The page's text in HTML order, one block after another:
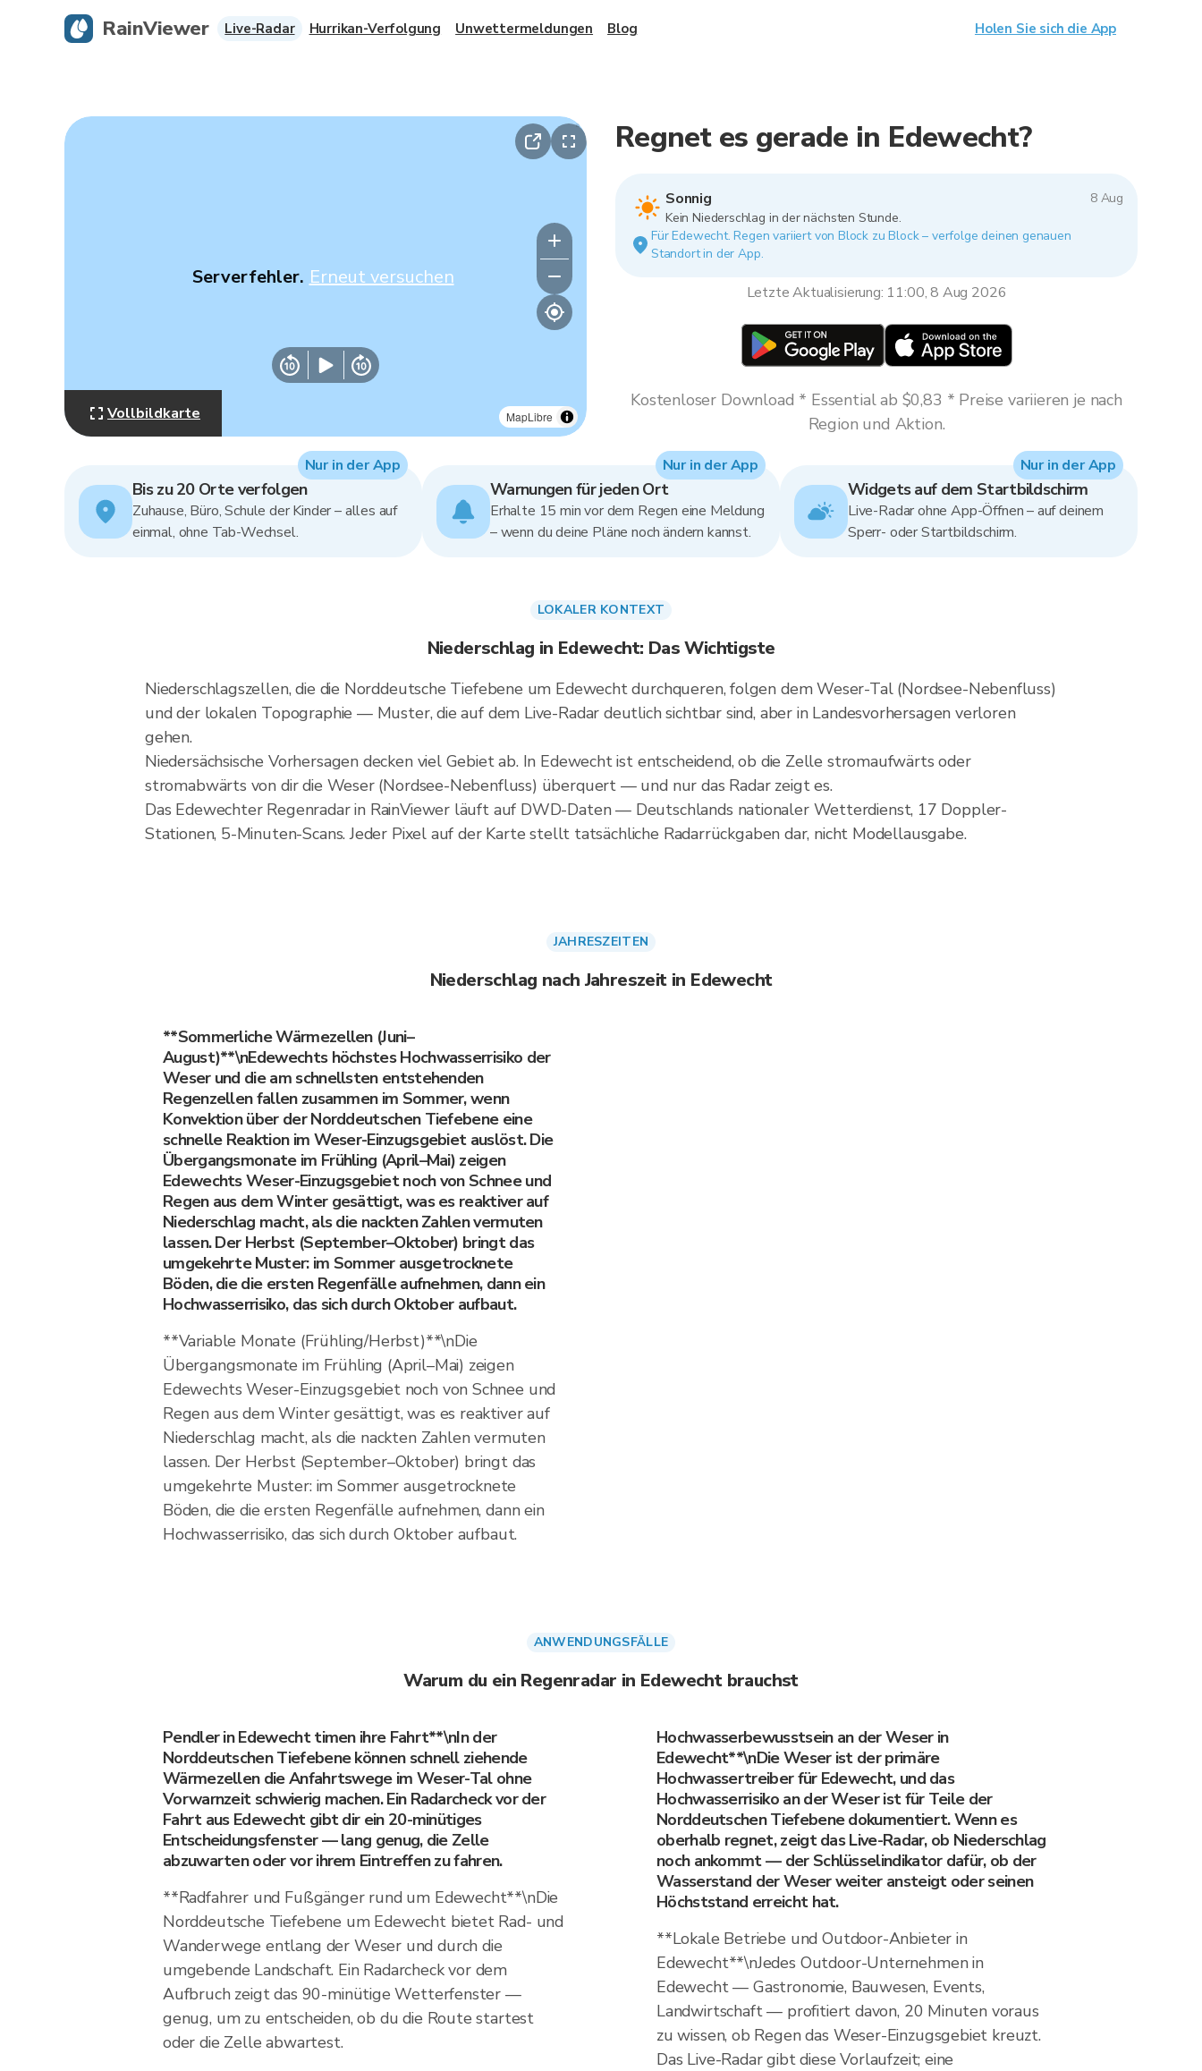
MapLibre
Serverfehler. Erneut versuchen
Vollbildkarte
Regnet es gerade in Edewecht?
Sonnig
8 Aug
Kein Niederschlag in der nächsten Stunde.
Für Edewecht. Regen variiert von Block zu Block – verfolge deinen genauen
Standort in der App.
Letzte Aktualisierung: 11:00, 8 Aug 2026
Kostenloser Download * Essential ab $0,83 * Preise variieren je nach
Region und Aktion.
Bis zu 20 Orte verfolgen
Zuhause, Büro, Schule der Kinder – alles auf
einmal, ohne Tab-Wechsel.
Nur in der App
Warnungen für jeden Ort
Erhalte 15 min vor dem Regen eine Meldung
– wenn du deine Pläne noch ändern kannst.
Nur in der App
Widgets auf dem Startbildschirm
Live-Radar ohne App-Öffnen – auf deinem
Sperr- oder Startbildschirm.
Nur in der App
LOKALER KONTEXT
Niederschlag in Edewecht: Das Wichtigste
Niederschlagszellen, die die Norddeutsche Tiefebene um Edewecht durchqueren, folgen dem Weser-Tal (Nordsee-Nebenfluss)
und der lokalen Topographie — Muster, die auf dem Live-Radar deutlich sichtbar sind, aber in Landesvorhersagen verloren
gehen.
Niedersächsische Vorhersagen decken viel Gebiet ab. In Edewecht ist entscheidend, ob die Zelle stromaufwärts oder
stromabwärts von dir die Weser (Nordsee-Nebenfluss) überquert — und nur das Radar zeigt es.
Das Edewechter Regenradar in RainViewer läuft auf DWD-Daten — Deutschlands nationaler Wetterdienst, 17 Doppler-
Stationen, 5-Minuten-Scans. Jeder Pixel auf der Karte stellt tatsächliche Radarrückgaben dar, nicht Modellausgabe.
JAHRESZEITEN
Niederschlag nach Jahreszeit in Edewecht
**Sommerliche Wärmezellen (Juni–
August)**\nEdewechts höchstes Hochwasserrisiko der
Weser und die am schnellsten entstehenden
Regenzellen fallen zusammen im Sommer, wenn
Konvektion über der Norddeutschen Tiefebene eine
schnelle Reaktion im Weser-Einzugsgebiet auslöst. Die
Übergangsmonate im Frühling (April–Mai) zeigen
Edewechts Weser-Einzugsgebiet noch von Schnee und
Regen aus dem Winter gesättigt, was es reaktiver auf
Niederschlag macht, als die nackten Zahlen vermuten
lassen. Der Herbst (September–Oktober) bringt das
umgekehrte Muster: im Sommer ausgetrocknete
Böden, die die ersten Regenfälle aufnehmen, dann ein
Hochwasserrisiko, das sich durch Oktober aufbaut.
**Variable Monate (Frühling/Herbst)**\nDie
Übergangsmonate im Frühling (April–Mai) zeigen
Edewechts Weser-Einzugsgebiet noch von Schnee und
Regen aus dem Winter gesättigt, was es reaktiver auf
Niederschlag macht, als die nackten Zahlen vermuten
lassen. Der Herbst (September–Oktober) bringt das
umgekehrte Muster: im Sommer ausgetrocknete
Böden, die die ersten Regenfälle aufnehmen, dann ein
Hochwasserrisiko, das sich durch Oktober aufbaut.
ANWENDUNGSFÄLLE
Warum du ein Regenradar in Edewecht brauchst
Pendler in Edewecht timen ihre Fahrt**\nIn der
Norddeutschen Tiefebene können schnell ziehende
Wärmezellen die Anfahrtswege im Weser-Tal ohne
Vorwarnzeit schwierig machen. Ein Radarcheck vor der
Fahrt aus Edewecht gibt dir ein 20-minütiges
Entscheidungsfenster — lang genug, die Zelle
abzuwarten oder vor ihrem Eintreffen zu fahren.
**Radfahrer und Fußgänger rund um Edewecht**\nDie
Norddeutsche Tiefebene um Edewecht bietet Rad- und
Wanderwege entlang der Weser und durch die
umgebende Landschaft. Ein Radarcheck vor dem
Aufbruch zeigt das 90-minütige Wetterfenster —
genug, um zu entscheiden, ob du die Route startest
oder die Zelle abwartest.
Hochwasserbewusstsein an der Weser in
Edewecht**\nDie Weser ist der primäre
Hochwassertreiber für Edewecht, und das
Hochwasserrisiko an der Weser ist für Teile der
Norddeutschen Tiefebene dokumentiert. Wenn es
oberhalb regnet, zeigt das Live-Radar, ob Niederschlag
noch ankommt — der Schlüsselindikator dafür, ob der
Wasserstand der Weser weiter ansteigt oder seinen
Höchststand erreicht hat.
**Lokale Betriebe und Outdoor-Anbieter in
Edewecht**\nJedes Outdoor-Unternehmen in
Edewecht — Gastronomie, Bauwesen, Events,
Landwirtschaft — profitiert davon, 20 Minuten voraus
zu wissen, ob Regen das Weser-Einzugsgebiet kreuzt.
Das Live-Radar gibt diese Vorlaufzeit; eine
RainViewer Live-Radar Hurrikan-Verfolgung Unwettermeldungen Blog Holen Sie sich die App